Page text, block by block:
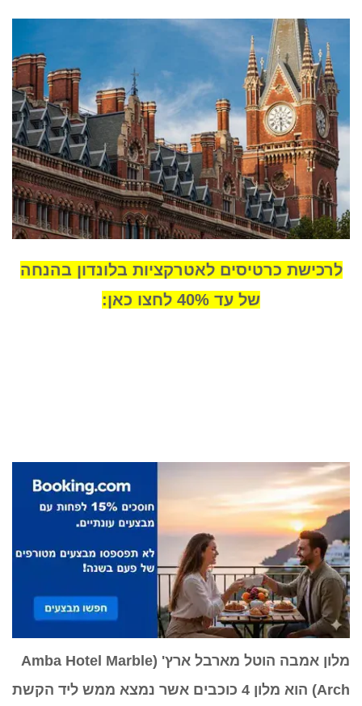
לרכישת כרטיסים לאטרקציות בלונדון בהנחה
של עד 40% לחצו כאן:
מלון אמבה הוטל מארבל ארץ' (Amba Hotel Marble
Arch
) הוא מלון 4 כוכבים אשר נמצא ממש ליד הקשת